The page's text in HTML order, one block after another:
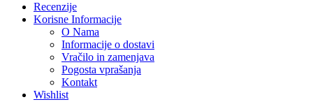
Recenzije
Korisne Informacije
O Nama
Informacije o dostavi
Vračilo in zamenjava
Pogosta vprašanja
Kontakt
Wishlist